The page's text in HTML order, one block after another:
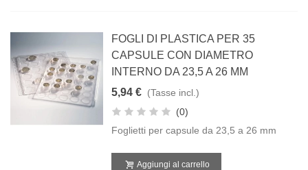
FOGLI DI PLASTICA PER 35
CAPSULE CON DIAMETRO
INTERNO DA 23,5 A 26 MM
5,94 € (Tasse incl.)
(0)
Foglietti per capsule da 23,5 a 26 mm
Aggiungi al carrello